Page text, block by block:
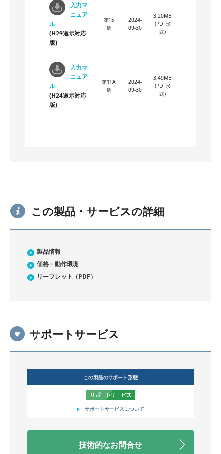
入力マ
ニュア
ル
(H29道示対応
版)
第15
版
2024-
09-30
3.20MB
(PDF形
式)
入力マ
ニュア
ル
(H24道示対応
版)
第11A
版
2024-
09-30
3.49MB
(PDF形
式)
この製品・サービスの詳細
製品情報
価格・動作環境
リーフレット（PDF）
サポートサービス
この製品のサポート形態
サポートサービスについて
技術的なお問合せ